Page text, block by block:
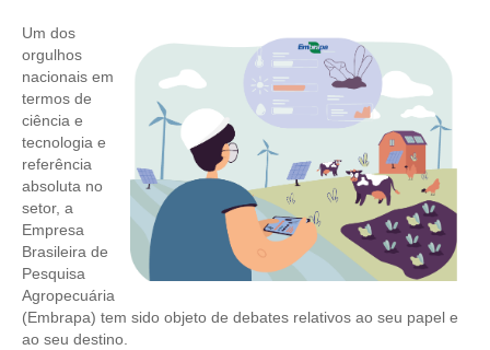
PERSONALIDADES DA TECNOLOGIA
NÚCLEO DA MULHER ENGENHEIRA
TRANSPARÊNCIA
CONSULTORIA
ACORDOS, CONVENÇÕES E DISSÍDIOS
CONTRIBUIÇÕES
Um dos
orgulhos
nacionais em
termos de
ciência e
tecnologia e
referência
absoluta no
setor, a
Empresa
Brasileira de
Pesquisa
Agropecuária
(Embrapa) tem sido objeto de debates relativos ao seu papel e
ao seu destino.